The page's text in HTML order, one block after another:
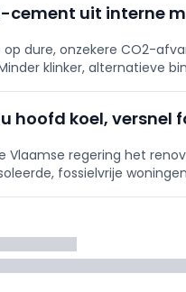
cement uit interne
dure, onzekere CO2-
klinker, alternatieve
hoofd koel, versnel
Vlaamse regering het
fossielvrije